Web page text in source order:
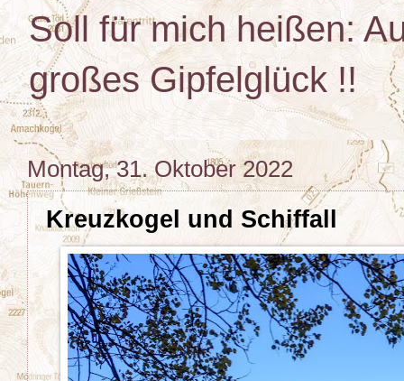
Soll für mich heißen:
großes Gipfelglück !!
Montag, 31. Oktober 2022
Kreuzkogel und Schiffall